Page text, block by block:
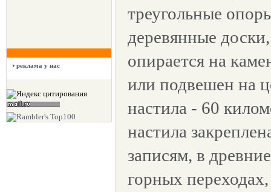
реклама у нас
треугольные
деревянные
опирается на
или подвешен на
настила - 60
настила
записям, в
горных